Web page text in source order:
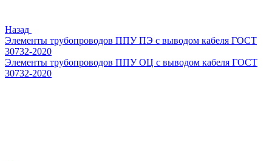
Назад
Элементы трубопроводов ППУ ПЭ с выводом кабеля ГОСТ
30732-2020
Элементы трубопроводов ППУ ОЦ с выводом кабеля ГОСТ
30732-2020